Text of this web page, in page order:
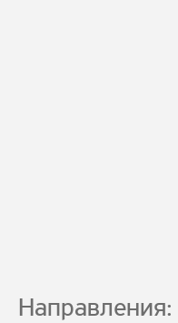
Направления: